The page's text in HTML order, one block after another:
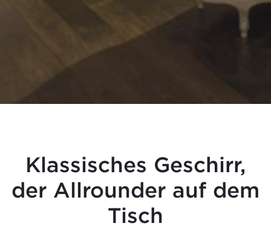
Klassisches Geschirr,
der Allrounder auf dem
Tisch